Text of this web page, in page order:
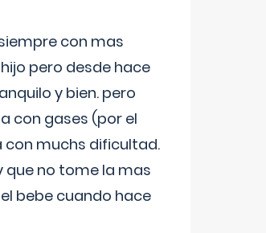
con mas
pero desde hace
y bien. pero
con gases (por el
con muchs dificultad.
que no tome la mas
bebe cuando hace